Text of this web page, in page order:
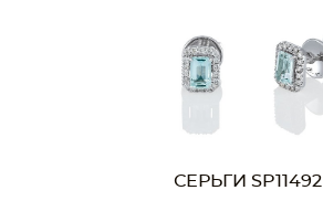
СЕРЬГИ SP11492